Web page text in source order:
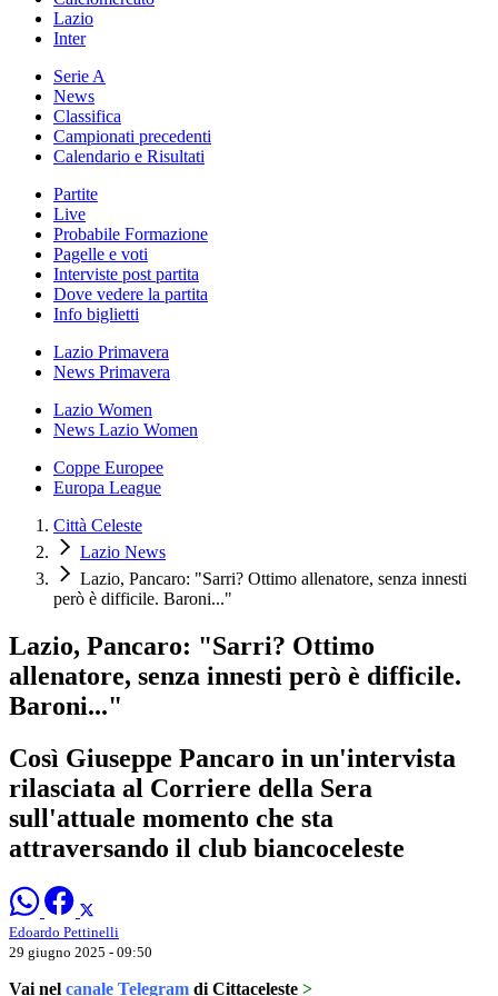
Lazio
Inter
Serie A
News
Classifica
Campionati precedenti
Calendario e Risultati
Partite
Live
Probabile Formazione
Pagelle e voti
Interviste post partita
Dove vedere la partita
Info biglietti
Lazio Primavera
News Primavera
Lazio Women
News Lazio Women
Coppe Europee
Europa League
Città Celeste
Lazio News
Lazio, Pancaro: "Sarri? Ottimo allenatore, senza innesti
però è difficile. Baroni..."
Lazio, Pancaro: "Sarri? Ottimo
allenatore, senza innesti però è difficile.
Baroni..."
Così Giuseppe Pancaro in un'intervista
rilasciata al Corriere della Sera
sull'attuale momento che sta
attraversando il club biancoceleste
Edoardo Pettinelli
29 giugno 2025 - 09:50
Vai nel canale Telegram di Cittaceleste >